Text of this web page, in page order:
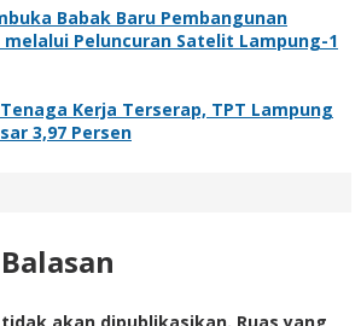
Babak Baru Pembangunan
melalui Peluncuran Satelit Lampung-1
Tenaga Kerja Terserap, TPT Lampung
3,97 Persen